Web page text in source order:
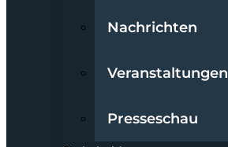
Nachrichten
Veranstaltungen
Presseschau